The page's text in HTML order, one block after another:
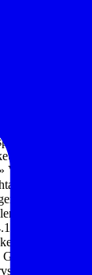
» Installatie
Verschillende
»
»
Plasmafilter